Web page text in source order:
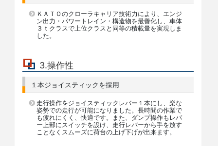
ＫＡＴＯのクローラキャリア技術力により、エンジ
ン出力・パワートレイン・構造物を最善化し、車体
３ｔクラスで上位クラスと同等の積載量を実現しま
した。
3.操作性
１本ジョイスティックを採用
走行操作をジョイスティックレバー１本にし、楽な
姿勢での走行が可能になりました。長時間の作業で
も疲れにくく、快適です。また、ダンプ操作もレバ
ー上部にスイッチを設け、走行レバーから手を放す
ことなくスムーズに荷台の上げ下げが出来ます。